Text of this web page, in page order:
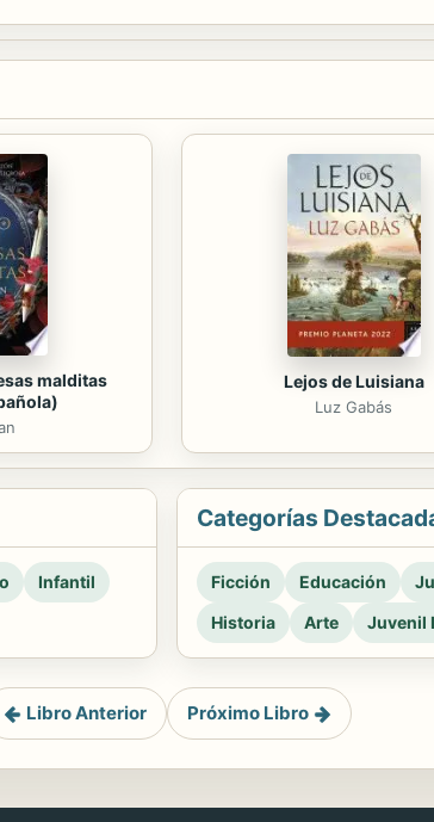
malditas
Lejos de Luisiana
Luz Gabás
Infantil
Categorías
Ficción Educación
Historia
Arte Juvenil
Libro Anterior Próximo Libro